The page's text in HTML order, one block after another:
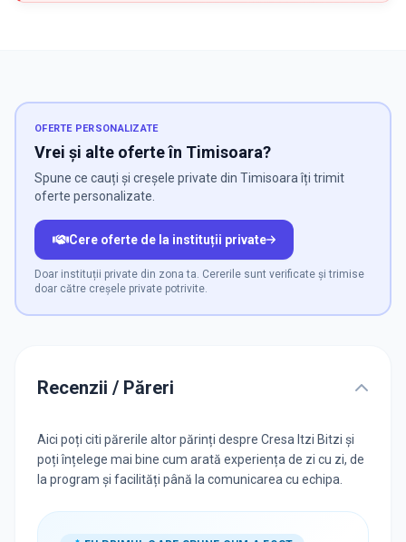
OFERTE PERSONALIZATE
Vrei și alte oferte în Timisoara?
Spune ce cauți și creșele private din Timisoara îți trimit
oferte personalizate.
Cere oferte de la instituții private
Doar instituții private din zona ta. Cererile sunt verificate și trimise
doar către creșele private potrivite.
Recenzii / Păreri
Aici poți citi părerile altor părinți despre Cresa Itzi Bitzi și
poți înțelege mai bine cum arată experiența de zi cu zi, de
la program și facilități până la comunicarea cu echipa.